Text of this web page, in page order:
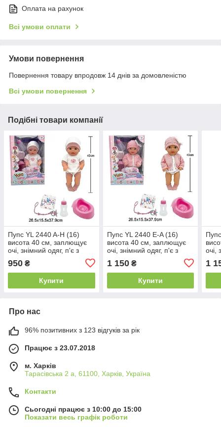
Оплата на рахунок
Всі умови оплати
Умови повернення
Повернення товару впродовж 14 днів за домовленістю
Всі умови повернення
Подібні товари компанії
Пупс YL 2440 A-H (16)
висота 40 см, заплющує
очі, знімний одяг, п'є з
горщик, аксесуари, в
коробці
950 ₴
Купити
Пупс YL 2440 E-A (16)
висота 40 см, заплющує
очі, знімний одяг, п'є з
горщик, аксесуари, в
1 150₴
Купити
очі,
1
Про нас
96% позитивних з 123 відгуків за рік
Працює з 23.07.2018
м. Харків
Тарасівська 2 а, 61100, Харків, Україна
Контакти
Сьогодні працює з 10:00 до 15:00
Показати весь графік роботи